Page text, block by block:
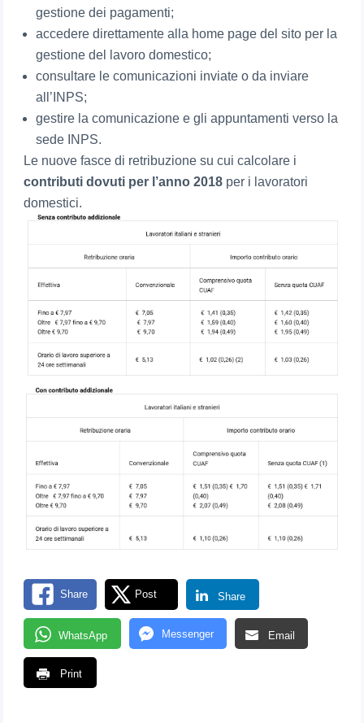
gestione dei pagamenti;
accedere direttamente alla home page del sito per la
gestione del lavoro domestico;
consultare le comunicazioni inviate o da inviare
all’INPS;
gestire la comunicazione e gli appuntamenti verso la
sede INPS.
Le nuove fasce di retribuzione su cui calcolare i
contributi dovuti per l’anno 2018 per i lavoratori
domestici.
Share Post Share
WhatsApp Messenger Email
Print